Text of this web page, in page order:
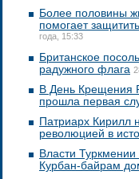
Более половины
помогает
года, 15:33
Британское
радужного флага
В День Крещения
прошла первая
Патриарх Кирилл
революцией в
Власти
Курбан-байрам